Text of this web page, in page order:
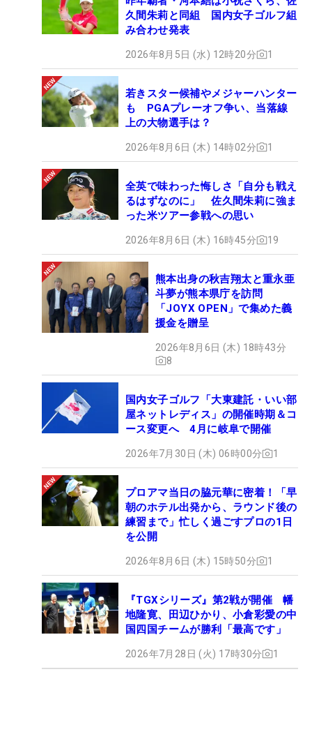
久間朱莉と同組 国内女子ゴルフ組
み合わせ発表
2026年8月5日 (水) 12時20分 1
若きスター候補やメジャーハンター
も PGAプレーオフ争い、当落線
上の大物選手は？
2026年8月6日 (木) 14時02分 1
全英で味わった悔しさ「自分も戦え
るはずなのに」 佐久間朱莉に強ま
った米ツアー参戦への思い
2026年8月6日 (木) 16時45分 19
熊本出身の秋吉翔太と重永亜
斗夢が熊本県庁を訪問
「JOYX OPEN」で集めた義
援金を贈呈
2026年8月6日 (木) 18時43分
8
国内女子ゴルフ「大東建託・いい部
屋ネットレディス」の開催時期＆コ
ース変更へ 4月に岐阜で開催
2026年7月30日 (木) 06時00分 1
プロアマ当日の脇元華に密着！「早
朝のホテル出発から、ラウンド後の
練習まで」忙しく過ごすプロの1日
を公開
2026年8月6日 (木) 15時50分 1
『TGXシリーズ』第2戦が開催 幡
地隆寛、田辺ひかり、小倉彩愛の中
国四国チームが勝利「最高です」
2026年7月28日 (火) 17時30分 1